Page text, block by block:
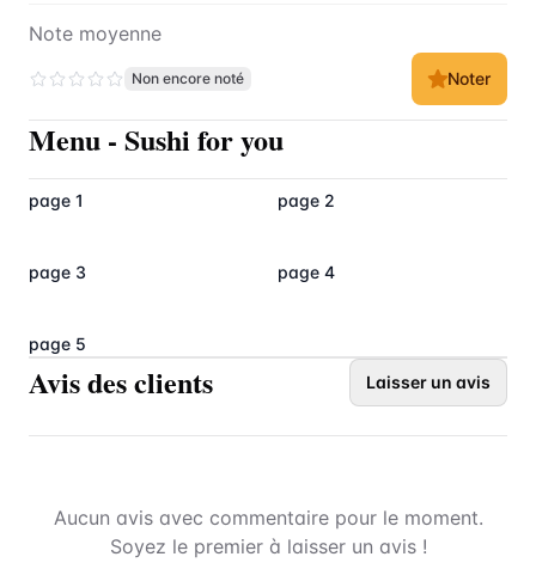
Note moyenne
Non encore noté Noter
Menu - Sushi for you
page 1 page 2
page 3 page 4
page 5
Avis des clients Laisser un avis
Aucun avis avec commentaire pour le moment.
Soyez le premier à laisser un avis !